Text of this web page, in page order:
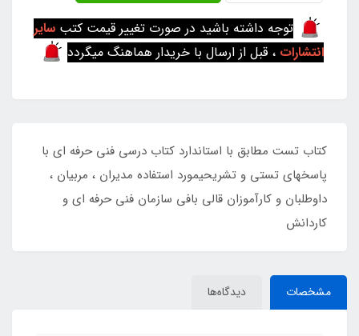
توجه داشته باشید در صورت تغییر قیمت کتب سایر
انتشارات ، قبل از ارسال با خریدار هماهنگ میگردد
کتاب تست مطابق با استاندارد کتاب درسی فنی حرفه ای با
پاسخهای تستی و تشریحیمورد استفاده مدیران ، مربیان ،
داوطلبان و کارآموزان قالی بافی سازمان فنی حرفه ای و
کاردانش
مشخصات دیدگاه‌ها